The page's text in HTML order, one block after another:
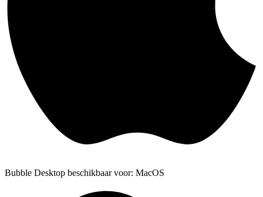
Bubble Desktop beschikbaar voor: MacOS